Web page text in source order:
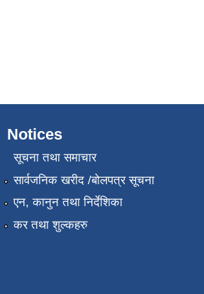
Notices
सूचना तथा समाचार
सार्वजनिक खरीद /बोलपत्र सूचना
एन, कानुन तथा निर्देशिका
कर तथा शुल्कहरु